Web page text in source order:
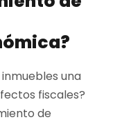
una
fiscales?
de